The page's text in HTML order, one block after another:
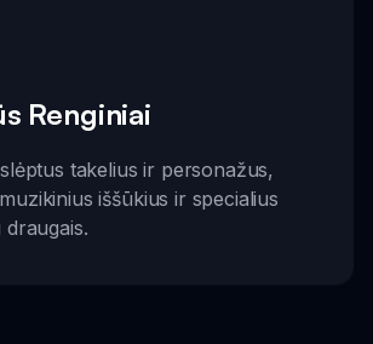
Renginiai
takelius ir personažus,
iššūkius ir specialius
draugais.